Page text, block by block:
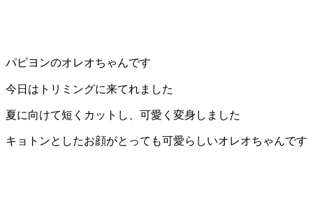
ル
パピヨンのオレオちゃんです
今日はトリミングに来てれました
夏に向けて短くカットし、可愛く変身しました
キョトンとしたお顔がとっても可愛らしいオレオちゃんです